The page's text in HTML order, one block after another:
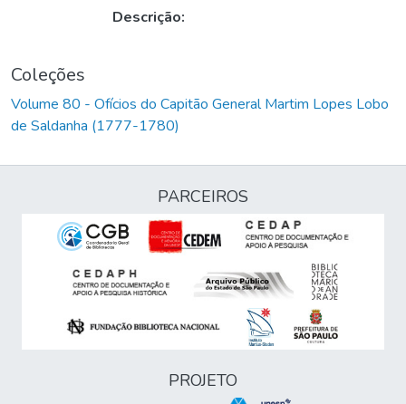
Descrição:
Coleções
Volume 80 - Ofícios do Capitão General Martim Lopes Lobo
de Saldanha (1777-1780)
PARCEIROS
PROJETO